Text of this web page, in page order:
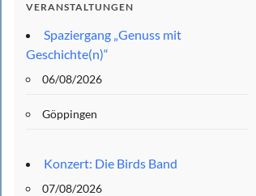
VERANSTALTUNGEN
Spaziergang „Genuss mit
Geschichte(n)“
06/08/2026
Göppingen
Konzert: Die Birds Band
07/08/2026